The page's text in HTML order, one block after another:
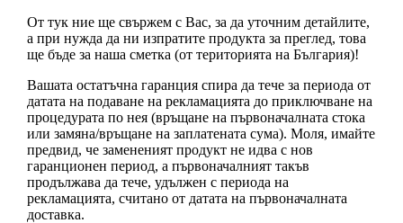
От тук ние ще свържем с Вас, за да уточним детайлите,
а при нужда да ни изпратите продукта за преглед, това
ще бъде за наша сметка (от територията на България)!
Вашата остатъчна гаранция спира да тече за периода от
датата на подаване на рекламацията до приключване на
процедурата по нея (връщане на първоначалната стока
или замяна/връщане на заплатената сума). Моля, имайте
предвид, че замененият продукт не идва с нов
гаранционен период, а първоначалният такъв
продължава да тече, удължен с периода на
рекламацията, считано от датата на първоначалната
доставка.